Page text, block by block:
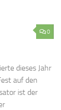
0
dieses Jahr
auf den
ist der